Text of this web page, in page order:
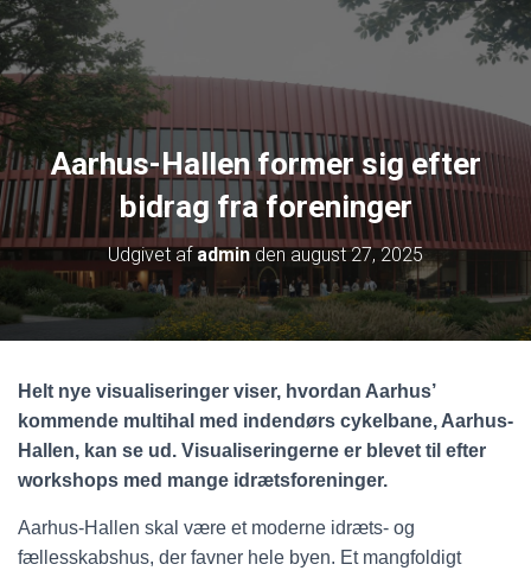
Aarhus-Hallen former sig efter
bidrag fra foreninger
Udgivet afadmindenaugust 27, 2025
Helt nye visualiseringer viser, hvordan Aarhus’
kommende multihal med indendørs cykelbane, Aarhus-
Hallen, kan se ud. Visualiseringerne er blevet til efter
workshops med mange idrætsforeninger.
Aarhus-Hallen skal være et moderne idræts- og
fællesskabshus, der favner hele byen. Et mangfoldigt